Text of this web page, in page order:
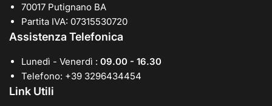
70017 Putignano BA
Partita IVA: 07315530720
Assistenza Telefonica
Lunedì - Venerdì : 09.00 - 16.30
Telefono: +39 3296434454
Link Utili